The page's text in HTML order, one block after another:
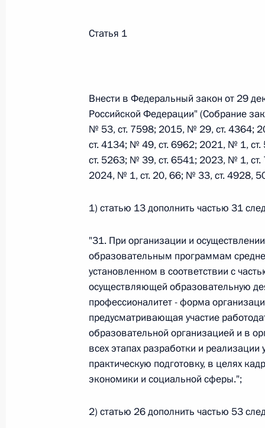
Федеральный закон от
26 июля 2026 года
Федеральный закон от
О внесении изменений в Трудовой
Федеральный закон от
О внесении изменений в Федеральный
26 июля 2026 года
Федеральный закон от
О внесении изменения в статью 2
и добровольчестве (волонтерстве)»
Статья 1
Внести в Федеральный закон от 29
Российской Федерации" (Собрание
№ 53, ст. 7598; 2015, № 29, ст. 4364;
ст. 4134; № 49, ст. 6962; 2021, № 1,
ст. 5263; № 39, ст. 6541; 2023, № 1,
2024, № 1, ст. 20, 66; № 33, ст. 4928,
1) статью 13 дополнить частью 31
"31. При организации и
образовательным программам
установленном в соответствии с
осуществляющей образовательную
профессионалитет - форма
предусматривающая участие
образовательной организацией и в
всех этапах разработки и
практическую подготовку, в целях
экономики и социальной сферы.";
2) статью 26 дополнить частью 53